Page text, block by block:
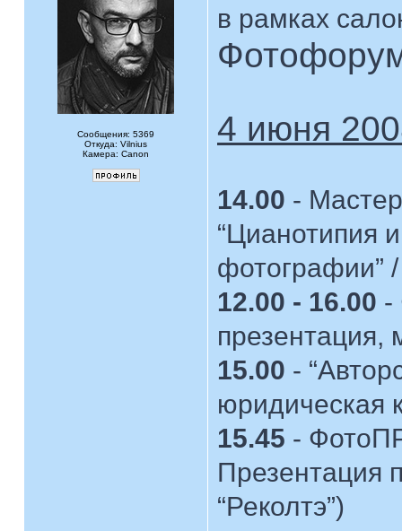
Сообщения: 5369
Откуда: Vilnius
Камера: Canon
в рамках
4 июня
14.00 -
“Цианотипия
фотографии”
12.00 - 16.00 -
15.00 -
юридическая
15.45 -
Презентация
“Реколтэ”)